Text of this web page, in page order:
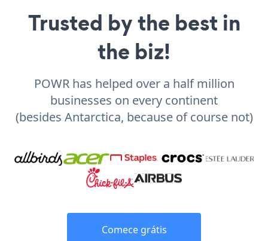
Trusted by the best in
the biz!
POWR has helped over a half million
businesses on every continent
(besides Antarctica, because of course not)
Comece grátis